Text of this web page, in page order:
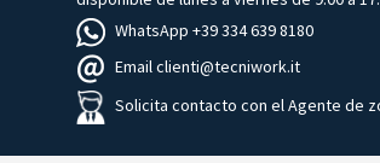
WhatsApp +39 334 639 8180
Email clienti@tecniwork.it
Solicita contacto con el Agente de